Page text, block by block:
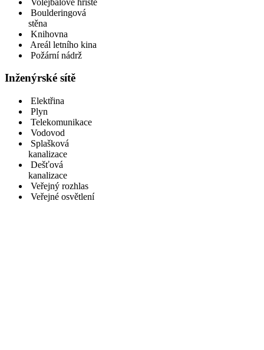
Boulderingová
stěna
Knihovna
Areál letního kina
Požární nádrž
Inženýrské sítě
Elektřina
Plyn
Telekomunikace
Vodovod
Splašková
kanalizace
Dešťová
kanalizace
Veřejný rozhlas
Veřejné osvětlení